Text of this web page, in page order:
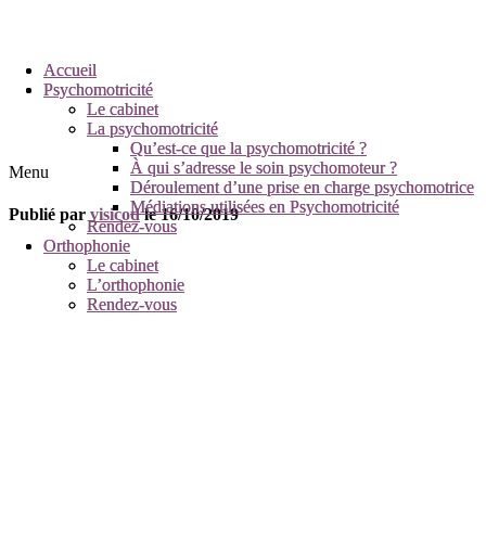
Accueil
Psychomotricité
Le cabinet
La psychomotricité
Qu’est-ce que la psychomotricité ?
À qui s’adresse le soin psychomoteur ?
Déroulement d’une prise en charge psychomotrice
Médiations utilisées en Psychomotricité
Rendez-vous
Orthophonie
Le cabinet
L’orthophonie
Rendez-vous
Menu
Accueil
Psychomotricité
Le cabinet
La psychomotricité
Qu’est-ce que la psychomotricité ?
À qui s’adresse le soin psychomoteur ?
Déroulement d’une prise en charge psychomotrice
Médiations utilisées en Psychomotricité
Rendez-vous
Orthophonie
Le cabinet
L’orthophonie
Rendez-vous
Publié par visicodle16/10/2019